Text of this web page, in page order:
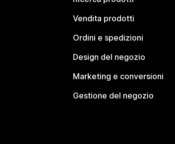
Vendita prodotti
Ordini e spedizioni
Design del negozio
Marketing e conversioni
Gestione del negozio